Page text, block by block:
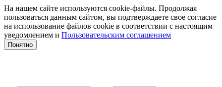
На нашем сайте используются cookie-файлы. Продолжая
пользоваться данным сайтом, вы подтверждаете свое согласие
на использование файлов cookie в соответствии с настоящим
уведомлением и Пользовательским соглашением
Понятно